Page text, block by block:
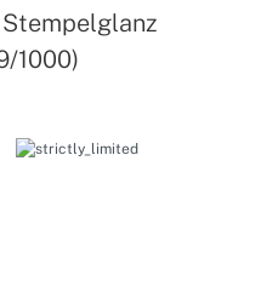
1000)